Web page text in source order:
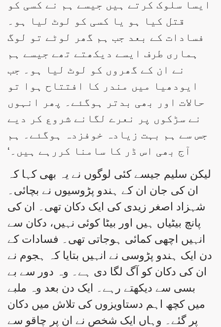
ایسا سلوک کرتے ہیں جیسے ہم نے کسی کو
قتل کیا ہو یا کسی کو لوٹ لیا ہو۔
فسادات کے بعد جب ہم گھر لوٹے تو لوگ
ہماری طرف ایسے دیکھتے تھے جیسے ہم
نے ان کے گھروں کو لوٹ لیا ہو۔ جب
ایودھیا میں مندر کا افتتاح ہوا تو
حالات اور بھی بدتر ہوگئے۔ پھر انہوں
نے سڑکوں پر نعرے لگانے شروع کر دیے
جس سے ہم بہت زیادہ خوفزدہ ہوگئے۔ ہم
آج بھی اس ڈر کا سامنا کررہے ہیں۔‘
لیکن سلیم جیسے کئی لوگوں نے یہ بھی کہا کہ
ان کی جان ان کے ہندو پڑوسیوں نے بچائی۔
شہزاد اصغر زیدی کی ایک دکان تھی۔ ان کی
پانچ بیٹیاں ہیں اور بیٹا کوئی نہیں، دکان سے
انہیں اچھی کمائی ہوجاتی تھی۔ فسادات کے
دن ایک ہندو پڑوسی نے انہیں بتایا کہ ہجوم نے
ان کی دکان کو آگ لگا دی ہے۔ وہ دور سے بے
بسی سے دیکھتے رہے۔ ایک دن بعد وہ ملبے
میں کچھ اہم دستاویزوں کی تلاش میں دکان
پر گئے۔ وہاں ایک شخص نے ان پر چاقو سے